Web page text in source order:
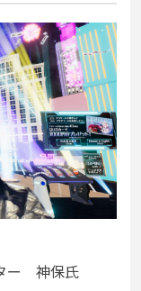
ー 神保氏